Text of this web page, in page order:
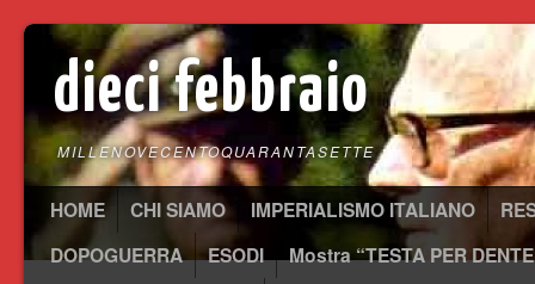
dieci febbraio
MILLENOVECENTOQUARANTASETTE
HOME CHI SIAMO IMPERIALISMO ITALIANO
DOPOGUERRA
ESODI
Mostra “TESTA PER